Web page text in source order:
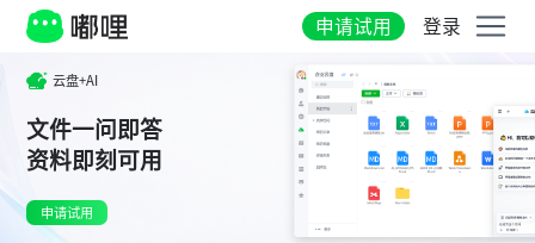
申请试用 登录
云盘+AI
文件一问即答
资料即刻可用
申请试用